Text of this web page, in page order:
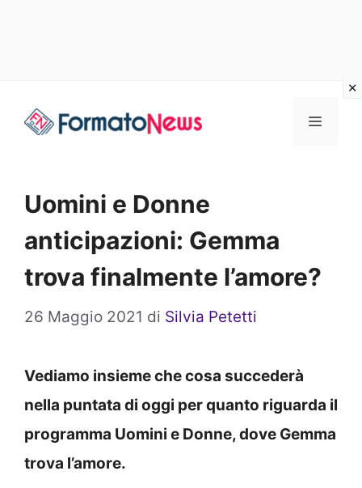
Menu
Uomini e Donne
anticipazioni: Gemma
trova finalmente l’amore?
26 Maggio 2021 di Silvia Petetti
Vediamo insieme che cosa succederà
nella puntata di oggi per quanto riguarda il
programma Uomini e Donne, dove Gemma
trova l’amore.